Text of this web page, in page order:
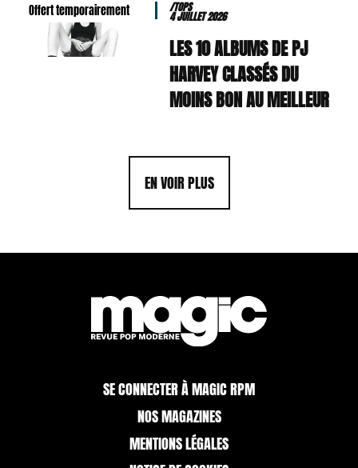
Offert temporairement /TOPS
4 JUILLET 2026
LES 10 ALBUMS DE PJ
HARVEY CLASSÉS DU
MOINS BON AU MEILLEUR
EN VOIR PLUS
SE CONNECTER À MAGIC RPM
NOS MAGAZINES
MENTIONS LÉGALES